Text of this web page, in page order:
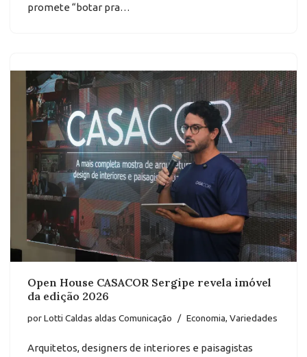
promete “botar pra…
Open House CASACOR Sergipe revela imóvel
da edição 2026
porLotti Caldas aldas Comunicação Economia, Variedades
Arquitetos, designers de interiores e paisagistas